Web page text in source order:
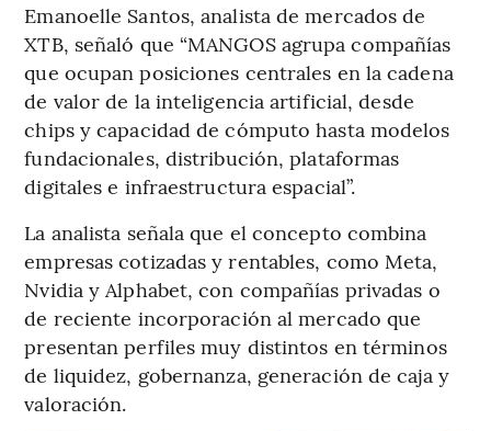
Emanoelle Santos, analista de mercados de
XTB, señaló que “MANGOS agrupa compañías
que ocupan posiciones centrales en la cadena
de valor de la inteligencia artificial, desde
chips y capacidad de cómputo hasta modelos
fundacionales, distribución, plataformas
digitales e infraestructura espacial”.
La analista señala que el concepto combina
empresas cotizadas y rentables, como Meta,
Nvidia y Alphabet, con compañías privadas o
de reciente incorporación al mercado que
presentan perfiles muy distintos en términos
de liquidez, gobernanza, generación de caja y
valoración.